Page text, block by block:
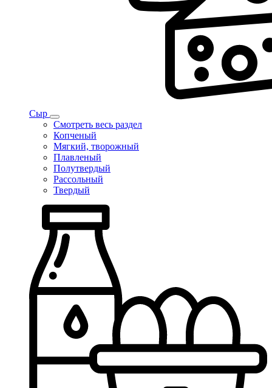
Сыр
Смотреть весь раздел
Копченый
Мягкий, творожный
Плавленый
Полутвердый
Рассольный
Твердый